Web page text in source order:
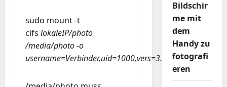
sudo mount -t
cifs lokaleIP/photo
/media/photo -o
username=Verbinder,uid=1000,vers=3.0
Bildschir
me mit
dem
Handy zu
fotografi
eren